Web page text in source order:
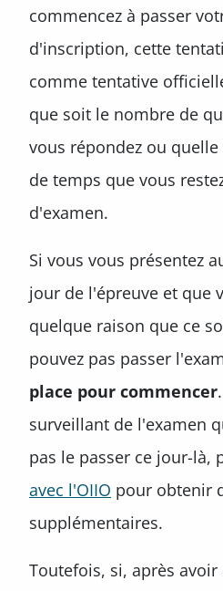
commencez à passer
d'inscription, cette
comme tentative
que soit le nombre de
vous répondez ou
de temps que vous
d'examen.
Si vous vous présentez
jour de l'épreuve et que
quelque raison que ce
pouvez pas passer
place pour commencer
surveillant de l'examen
pas le passer ce jour-là,
avec l'OIIO pour obtenir
supplémentaires.
Toutefois, si, après